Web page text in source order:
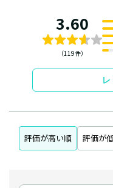
3.60
（119件）
評価が高い順 評価が